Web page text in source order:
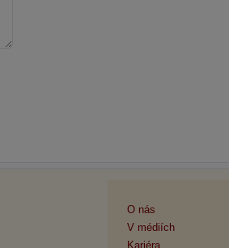
O nás
V médiích
Kariéra